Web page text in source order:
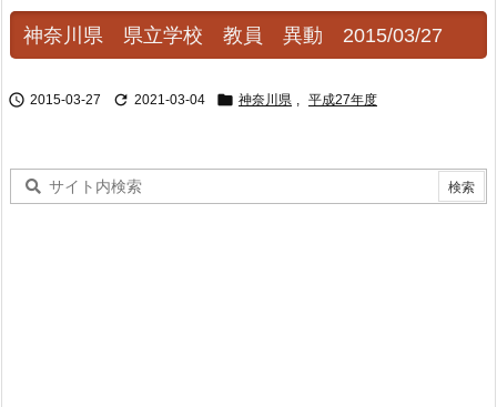
選
神奈川県 県立学校 教員 異動 2015/03/27
 2015-03-27  2021-03-04  神奈川県 , 平成27年度